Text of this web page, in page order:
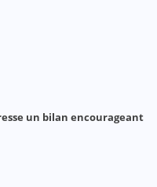
un bilan encourageant